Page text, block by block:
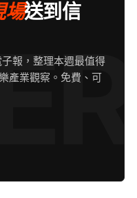
場送到信
報，整理本週最值得
產業觀察。免費、可